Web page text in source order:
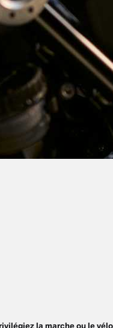
la marche ou le vélo